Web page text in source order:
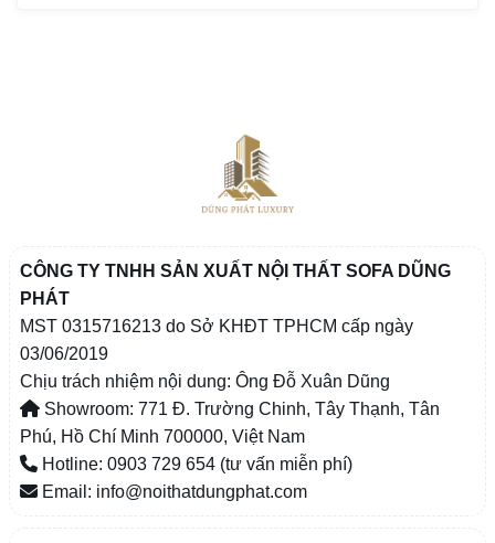
CÔNG TY TNHH SẢN XUẤT NỘI THẤT SOFA DŨNG
PHÁT
MST 0315716213 do Sở KHĐT TPHCM cấp ngày
03/06/2019
Chịu trách nhiệm nội dung: Ông Đỗ Xuân Dũng
Showroom: 771 Đ. Trường Chinh, Tây Thạnh, Tân
Phú, Hồ Chí Minh 700000, Việt Nam
Hotline: 0903 729 654 (tư vấn miễn phí)
Email: info@noithatdungphat.com